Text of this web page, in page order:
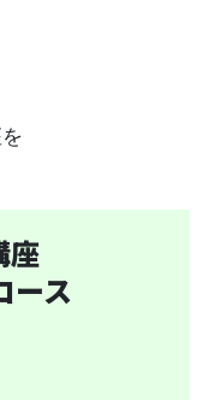
座
ース